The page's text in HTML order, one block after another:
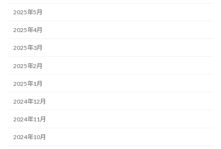
2025年5月
2025年4月
2025年3月
2025年2月
2025年1月
2024年12月
2024年11月
2024年10月